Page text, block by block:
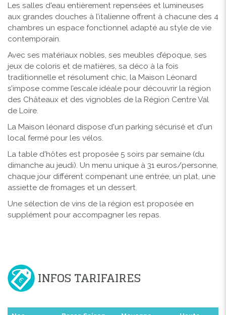
Les salles d'eau entièrement repensées et lumineuses
aux grandes douches à l’italienne offrent à chacune des 4
chambres un espace fonctionnel adapté au style de vie
contemporain.
Avec ses matériaux nobles, ses meubles d’époque, ses
jeux de coloris et de matières, sa déco à la fois
traditionnelle et résolument chic, la Maison Léonard
s’impose comme l’escale idéale pour découvrir la région
des Châteaux et des vignobles de la Région Centre Val
de Loire.
La Maison léonard dispose d'un parking sécurisé et d'un
local fermé pour les vélos.
La table d'hôtes est proposée 5 soirs par semaine (du
dimanche au jeudi). Un menu unique à 31 euros/personne,
chaque jour différent compenant une entrée, un plat, une
assiette de fromages et un dessert.
Une sélection de vins de la région est proposée en
supplément pour accompagner les repas.
INFOS TARIFAIRES